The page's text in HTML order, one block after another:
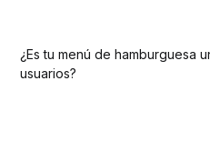
¿Es tu menú de hamburguesa
usuarios?